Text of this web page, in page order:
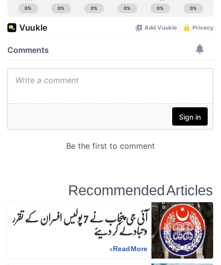
Recommended Articles
آئی جی پنجاب نے 7 پولیس افسران کے تقرر و تبادلے کر دیئے
Read More
>